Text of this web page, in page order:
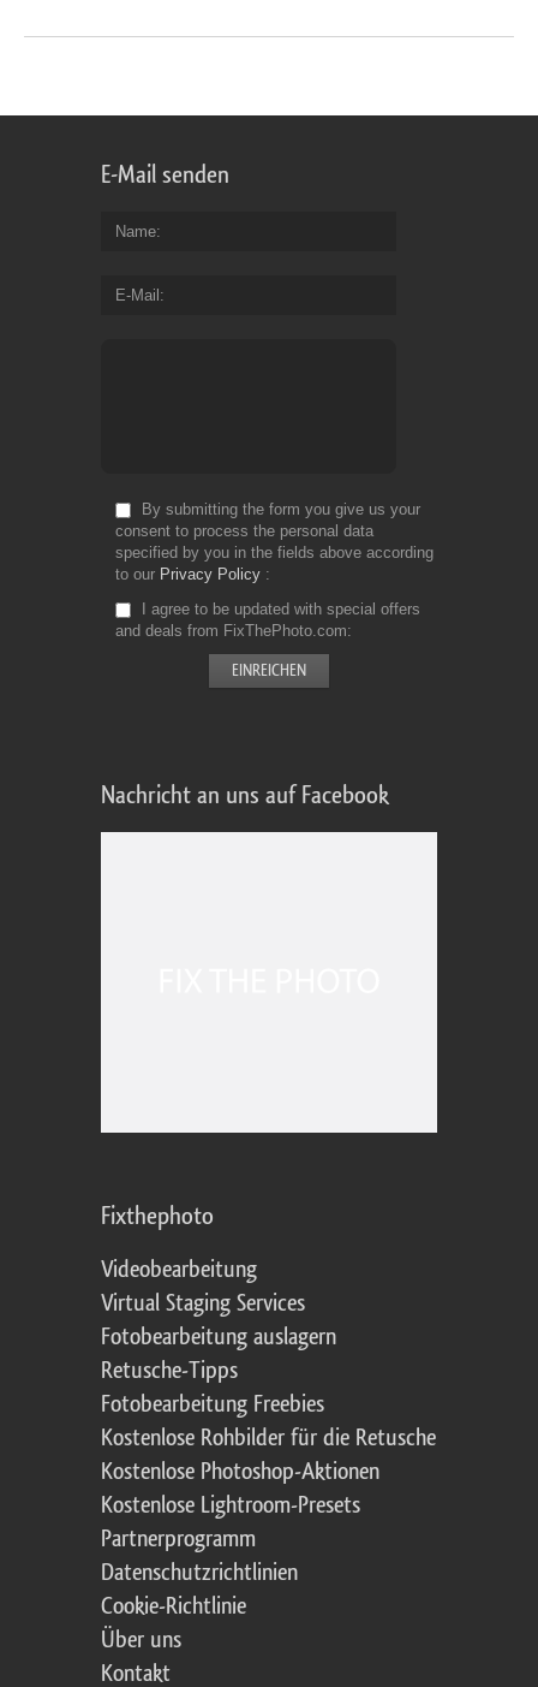
E-Mail senden
Name
E-Mail
By submitting the form you give us your
consent to process the personal data
specified by you in the fields above according
to our Privacy Policy
I agree to be updated with special offers
and deals from FixThePhoto.com
Nachricht an uns auf Facebook
Fixthephoto
Videobearbeitung
Virtual Staging Services
Fotobearbeitung auslagern
Retusche-Tipps
Fotobearbeitung Freebies
Kostenlose Rohbilder für die Retusche
Kostenlose Photoshop-Aktionen
Kostenlose Lightroom-Presets
Partnerprogramm
Datenschutzrichtlinien
Cookie-Richtlinie
Über uns
Kontakt